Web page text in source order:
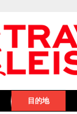
目的地